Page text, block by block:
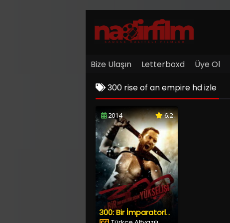
Bize Ulaşın Letterboxd Üye Ol
300 rise of an empire hd izle
2014 6.2
300: Bir İmparatorluğun Yükselişi